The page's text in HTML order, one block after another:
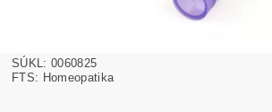
SÚKL: 0060825
FTS: Homeopatika